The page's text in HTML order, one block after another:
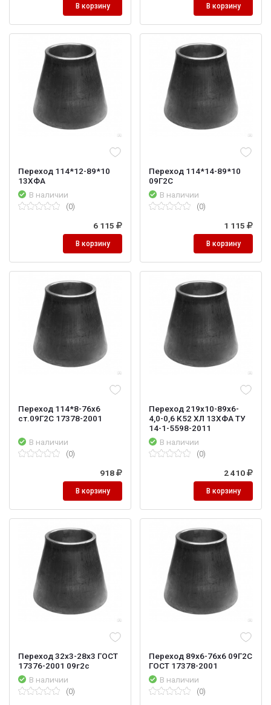
В корзину В корзину
Переход 114*12-89*10
13ХФА
В наличии
(0)
6 115
В корзину
Переход 114*14-89*10
09Г2С
В наличии
(0)
1 115
В корзину
Переход 114*8-76х6
ст.09Г2С 17378-2001
В наличии
(0)
918
В корзину
Переход 219х10-89х6-
4,0-0,6 К52 ХЛ 13ХФА ТУ
14-1-5598-2011
В наличии
(0)
2 410
В корзину
Переход 32х3-28х3 ГОСТ
17376-2001 09г2с
В наличии
(0)
Переход 89x6-76x6 09Г2С
ГОСТ 17378-2001
В наличии
(0)